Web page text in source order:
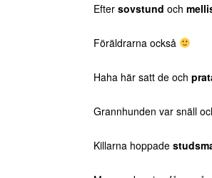
Efter sovstund och
Föräldrarna också
Haha här satt de och
Grannhunden var snäll
Killarna hoppade